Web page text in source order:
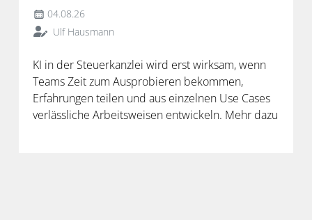
04.08.26
Ulf Hausmann
KI in der Steuerkanzlei wird erst wirksam, wenn
Teams Zeit zum Ausprobieren bekommen,
Erfahrungen teilen und aus einzelnen Use Cases
verlässliche Arbeitsweisen entwickeln. Mehr dazu